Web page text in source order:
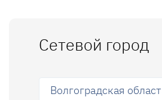
Сетевой город
Волгоградская